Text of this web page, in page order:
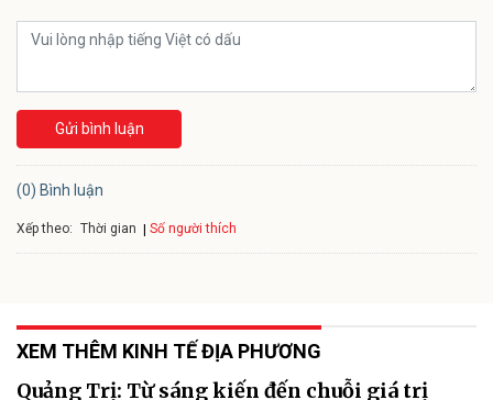
Gửi bình luận
(0) Bình luận
Xếp theo: Thời gian Số người thích
XEM THÊM KINH TẾ ĐỊA PHƯƠNG
Quảng Trị: Từ sáng kiến đến chuỗi giá trị